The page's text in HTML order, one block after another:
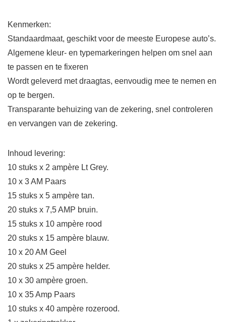
Kenmerken:
Standaardmaat, geschikt voor de meeste Europese auto’s.
Algemene kleur- en typemarkeringen helpen om snel aan
te passen en te fixeren
Wordt geleverd met draagtas, eenvoudig mee te nemen en
op te bergen.
Transparante behuizing van de zekering, snel controleren
en vervangen van de zekering.
Inhoud levering:
10 stuks x 2 ampère Lt Grey.
10 x 3 AM Paars
15 stuks x 5 ampère tan.
20 stuks x 7,5 AMP bruin.
15 stuks x 10 ampère rood
20 stuks x 15 ampère blauw.
10 x 20 AM Geel
20 stuks x 25 ampère helder.
10 x 30 ampère groen.
10 x 35 Amp Paars
10 stuks x 40 ampère rozerood.